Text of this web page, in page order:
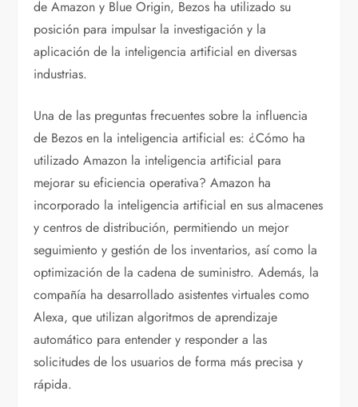
de Amazon y Blue Origin, Bezos ha utilizado su
posición para impulsar la investigación y la
aplicación de la inteligencia artificial en diversas
industrias.
Una de las preguntas frecuentes sobre la influencia
de Bezos en la inteligencia artificial es: ¿Cómo ha
utilizado Amazon la inteligencia artificial para
mejorar su eficiencia operativa? Amazon ha
incorporado la inteligencia artificial en sus almacenes
y centros de distribución, permitiendo un mejor
seguimiento y gestión de los inventarios, así como la
optimización de la cadena de suministro. Además, la
compañía ha desarrollado asistentes virtuales como
Alexa, que utilizan algoritmos de aprendizaje
automático para entender y responder a las
solicitudes de los usuarios de forma más precisa y
rápida.